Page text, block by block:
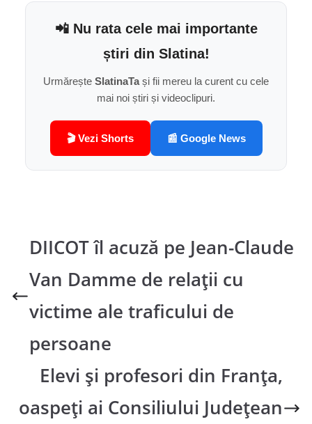
📲 Nu rata cele mai importante
știri din Slatina!
Urmărește SlatinaTași fii mereu la curent cu cele
mai noi știri și videoclipuri.
🎬 Vezi Shorts 📰 Google News
DIICOT îl acuză pe Jean-Claude
Van Damme de relații cu
victime ale traficului de
persoane
Elevi și profesori din Franța,
oaspeți ai Consiliului Județean